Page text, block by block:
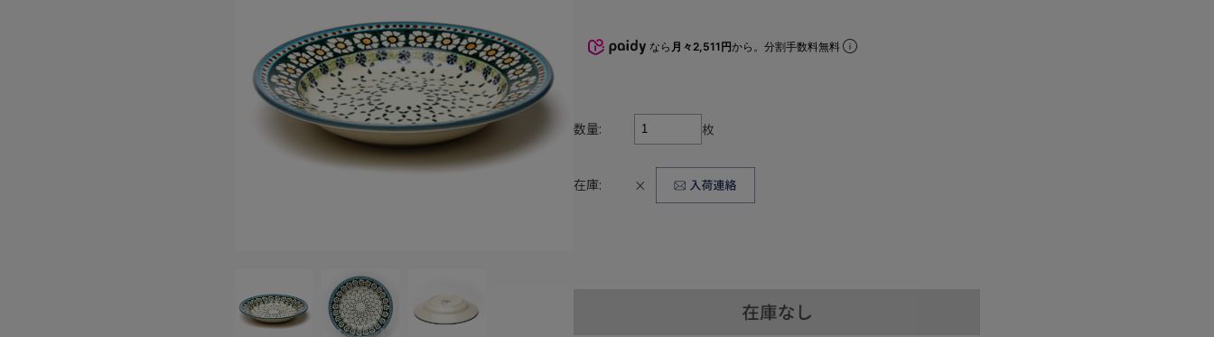
なら 月々2,511円から。分割手数料無料
数量: 枚
在庫: ×